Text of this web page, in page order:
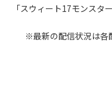
「スウィート17モンスタ
※最新の配信状況は各